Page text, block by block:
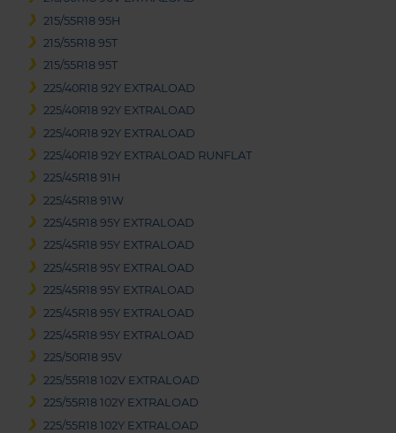
215/55R18 95H
215/55R18 95T
215/55R18 95T
225/40R18 92Y EXTRALOAD
225/40R18 92Y EXTRALOAD
225/40R18 92Y EXTRALOAD
225/40R18 92Y EXTRALOAD RUNFLAT
225/45R18 91H
225/45R18 91W
225/45R18 95Y EXTRALOAD
225/45R18 95Y EXTRALOAD
225/45R18 95Y EXTRALOAD
225/45R18 95Y EXTRALOAD
225/45R18 95Y EXTRALOAD
225/45R18 95Y EXTRALOAD
225/50R18 95V
225/55R18 102V EXTRALOAD
225/55R18 102Y EXTRALOAD
225/55R18 102Y EXTRALOAD